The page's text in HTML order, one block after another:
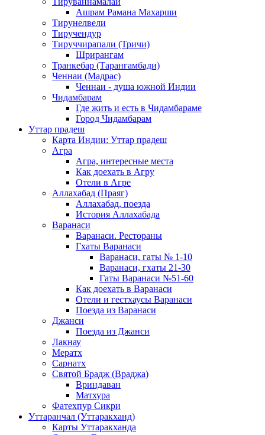
Ашрам Рамана Махарши
Тирунелвели
Тиручендур
Тируччирапали (Тричи)
Шрирангам
Транкебар (Тарангамбади)
Ченнаи (Мадрас)
Ченнаи - душа южной Индии
Чидамбарам
Где жить и есть в Чидамбараме
Город Чидамбарам
Уттар прадеш
Карта Индии: Уттар прадеш
Агра
Агра, интересные места
Как доехать в Агру
Отели в Агре
Аллахабад (Праяг)
Аллахабад, поезда
История Аллахабада
Варанаси
Варанаси. Рестораны
Гхаты Варанаси
Варанаси, гаты № 1-10
Варанаси, гхаты 21-30
Гаты Варанаси №51-60
Как доехать в Варанаси
Отели и гестхаусы Варанаси
Поезда из Варанаси
Джанси
Поезда из Джанси
Лакнау
Мератх
Сарнатх
Святой Брадж (Враджа)
Вриндаван
Матхура
Фатехпур Сикри
Уттаранчал (Уттаракханд)
Карты Уттаракханда